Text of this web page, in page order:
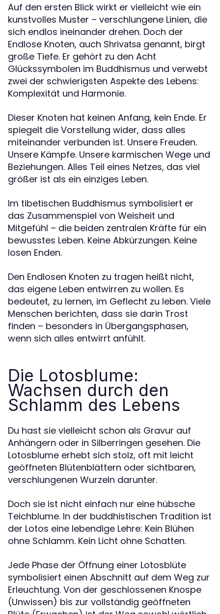
Auf den ersten Blick wirkt er vielleicht wie ein
kunstvolles Muster – verschlungene Linien, die
sich endlos ineinander drehen. Doch der
Endlose Knoten, auch Shrivatsa genannt, birgt
große Tiefe. Er gehört zu den Acht
Glückssymbolen im Buddhismus und verwebt
zwei der schwierigsten Aspekte des Lebens:
Komplexität und Harmonie.
Dieser Knoten hat keinen Anfang, kein Ende. Er
spiegelt die Vorstellung wider, dass alles
miteinander verbunden ist. Unsere Freuden.
Unsere Kämpfe. Unsere karmischen Wege und
Beziehungen. Alles Teil eines Netzes, das viel
größer ist als ein einziges Leben.
Im tibetischen Buddhismus symbolisiert er
das Zusammenspiel von Weisheit und
Mitgefühl – die beiden zentralen Kräfte für ein
bewusstes Leben. Keine Abkürzungen. Keine
losen Enden.
Den Endlosen Knoten zu tragen heißt nicht,
das eigene Leben entwirren zu wollen. Es
bedeutet, zu lernen, im Geflecht zu leben. Viele
Menschen berichten, dass sie darin Trost
finden – besonders in Übergangsphasen,
wenn sich alles entwirrt anfühlt.
Die Lotosblume:
Wachsen durch den
Schlamm des Lebens
Du hast sie vielleicht schon als Gravur auf
Anhängern oder in Silberringen gesehen. Die
Lotosblume erhebt sich stolz, oft mit leicht
geöffneten Blütenblättern oder sichtbaren,
verschlungenen Wurzeln darunter.
Doch sie ist nicht einfach nur eine hübsche
Teichblume. In der buddhistischen Tradition ist
der Lotos eine lebendige Lehre: Kein Blühen
ohne Schlamm. Kein Licht ohne Schatten.
Jede Phase der Öffnung einer Lotosblüte
symbolisiert einen Abschnitt auf dem Weg zur
Erleuchtung. Von der geschlossenen Knospe
(Unwissen) bis zur vollständig geöffneten